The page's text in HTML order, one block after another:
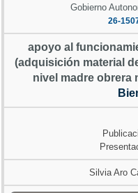
Gobierno
26-
apoyo al
(adquisición material
nivel madre obrera
Silvia Aro